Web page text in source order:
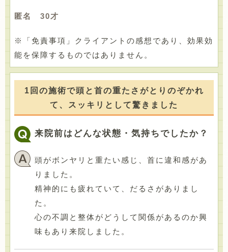
匿名 30才
※「免責事項」クライアントの感想であり、効果効
能を保障するものではありません。
1回の施術で頭と首の重たさがとりのぞかれ
て、スッキリとして驚きました
来院前はどんな状態・気持ちでしたか？
頭がボンヤリと重たい感じ、首に違和感があ
りました。
精神的にも疲れていて、だるさがありまし
た。
心の不調と整体がどうして関係があるのか興
味もあり来院しました。